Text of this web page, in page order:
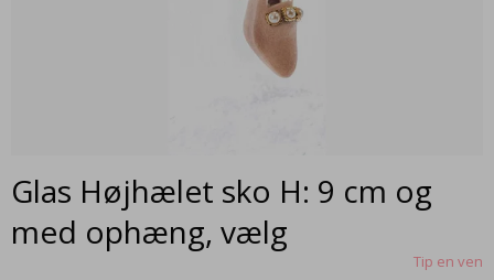
Glas Højhælet sko H: 9 cm og
med ophæng, vælg
Tip en ven